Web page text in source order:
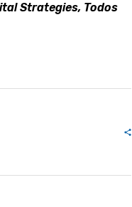
Strategies, Todos